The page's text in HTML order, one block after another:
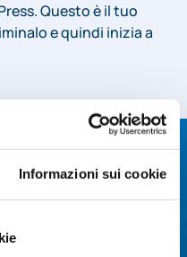
Informazioni sui cookie
Questo è il tuo
e quindi inizia a